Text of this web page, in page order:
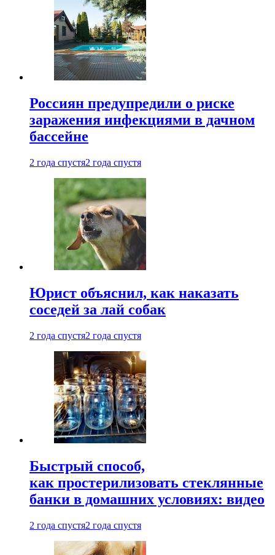
Россиян предупредили о риске
заражения инфекциями в дачном
бассейне
2 года спустя2 года спустя
Юрист объяснил, как наказать
соседей за лай собак
2 года спустя2 года спустя
Быстрый способ,
как простерилизовать стеклянные
банки в домашних условиях: видео
2 года спустя2 года спустя